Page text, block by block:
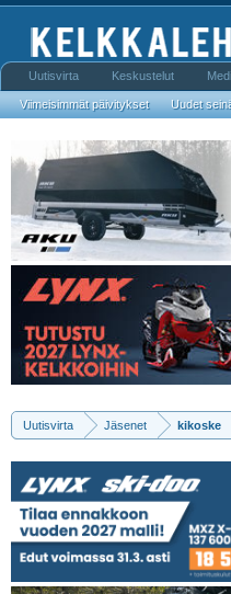
Uutisvirta Jäsenet kikoske
Uutisvirta Keskustelut
Viimeisimmät päivitykset Uudet